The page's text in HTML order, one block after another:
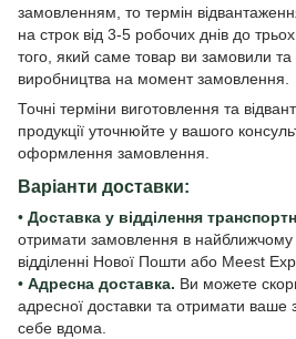
замовленням, то термін
на строк від 3-5 робочих днів до
того, який саме товар ви замовили та
виробництва на момент замовлення.
Точні терміни виготовлення та
продукції уточнюйте у вашого
оформлення замовлення.
Варіанти доставки:
• Доставка у відділення
отримати замовлення в найближчому
відділенні Нової Пошти або Meest
• Адресна доставка. Ви можете
адресної доставки та отримати ваше
себе вдома.